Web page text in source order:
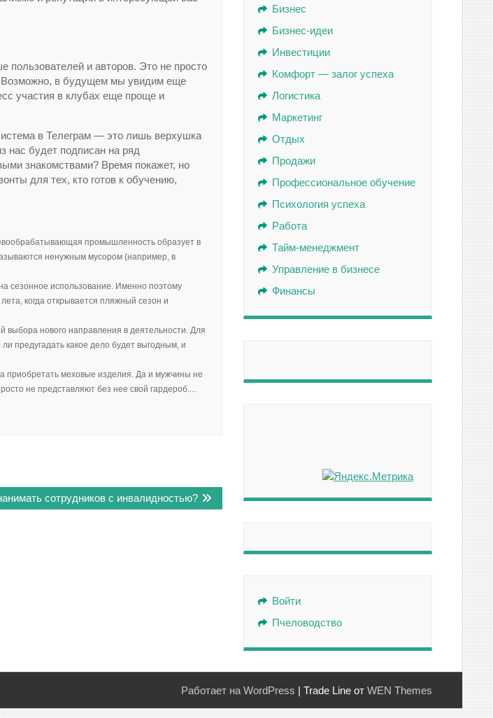
пользователей и авторов. Это не просто
Возможно, в будущем мы увидим еще
участия в клубах еще проще и
в Телеграм — это лишь верхушка
нас будет подписан на ряд
знакомствами? Время покажет, но
для тех, кто готов к обучению,
промышленность образует в
ненужным мусором (например, в
сезонное использование. Именно поэтому
когда открывается пляжный сезон и
выбора нового направления в деятельности. Для
предугадать какое дело будет выгодным, и
приобретать меховые изделия. Да и мужчины не
не представляют без нее свой гардероб....
сотрудников с инвалидностью?
Бизнес
Бизнес-идеи
Инвестиции
Комфорт — залог успеха
Логистика
Маркетинг
Отдых
Продажи
Профессиональное обучение
Психология успеха
Работа
Тайм-менеджмент
Управление в бизнесе
Финансы
Войти
Пчеловодство
Работает на WordPress | Trade Line от WEN Themes